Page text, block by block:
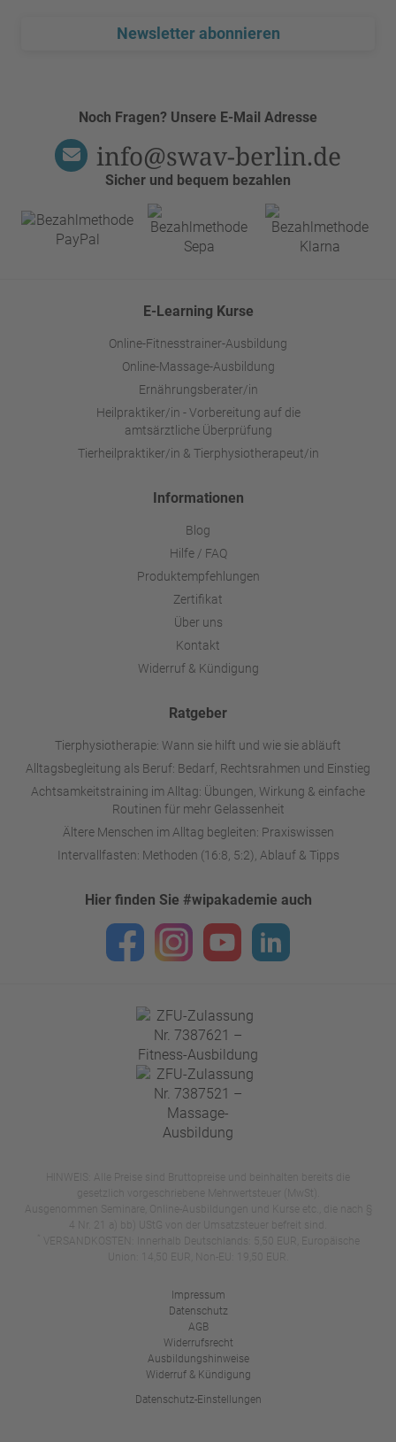
Newsletter abonnieren
Sicher und bequem bezahlen
Noch Fragen? Unsere E-Mail Adresse
info@swav-berlin.de
E-Learning Kurse
Online-Fitnesstrainer-Ausbildung
Online-Massage-Ausbildung
Ernährungsberater/in
Heilpraktiker/in - Vorbereitung auf die
amtsärztliche Überprüfung
Tierheilpraktiker/in & Tierphysiotherapeut/in
Informationen
Blog
Hilfe / FAQ
Produktempfehlungen
Zertifikat
Über uns
Kontakt
Widerruf & Kündigung
Ratgeber
Tierphysiotherapie: Wann sie hilft und wie sie abläuft
Alltagsbegleitung als Beruf: Bedarf, Rechtsrahmen und Einstieg
Achtsamkeitstraining im Alltag: Übungen, Wirkung & einfache
Routinen für mehr Gelassenheit
Ältere Menschen im Alltag begleiten: Praxiswissen
Intervallfasten: Methoden (16:8, 5:2), Ablauf & Tipps
Hier finden Sie #wipakademie auch
HINWEIS: Alle Preise sind Bruttopreise und beinhalten bereits die
gesetzlich vorgeschriebene Mehrwertsteuer (MwSt).
Ausgenommen Seminare, Online-Ausbildungen und Kurse etc., die nach §
4 Nr. 21 a) bb) UStG von der Umsatzsteuer befreit sind.
VERSANDKOSTEN: Innerhalb Deutschlands: 5,50 EUR, Europäische
Union: 14,50 EUR, Non-EU: 19,50 EUR.
Impressum
Datenschutz
AGB
Widerrufsrecht
Ausbildungshinweise
Widerruf & Kündigung
Datenschutz-Einstellungen